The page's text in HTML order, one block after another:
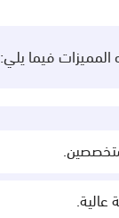
فيما يلي: